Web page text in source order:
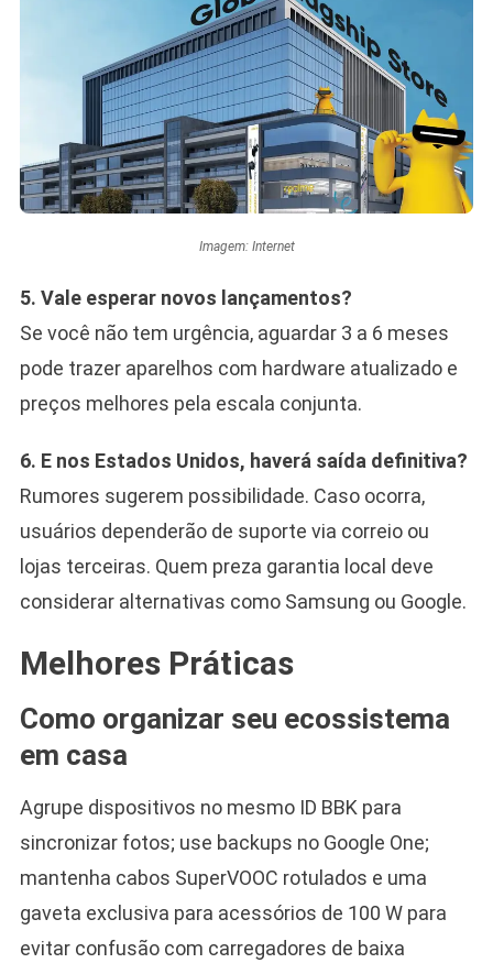
Imagem: Internet
5. Vale esperar novos lançamentos?
Se você não tem urgência, aguardar 3 a 6 meses
pode trazer aparelhos com hardware atualizado e
preços melhores pela escala conjunta.
6. E nos Estados Unidos, haverá saída definitiva?
Rumores sugerem possibilidade. Caso ocorra,
usuários dependerão de suporte via correio ou
lojas terceiras. Quem preza garantia local deve
considerar alternativas como Samsung ou Google.
Melhores Práticas
Como organizar seu ecossistema
em casa
Agrupe dispositivos no mesmo ID BBK para
sincronizar fotos; use backups no Google One;
mantenha cabos SuperVOOC rotulados e uma
gaveta exclusiva para acessórios de 100 W para
evitar confusão com carregadores de baixa